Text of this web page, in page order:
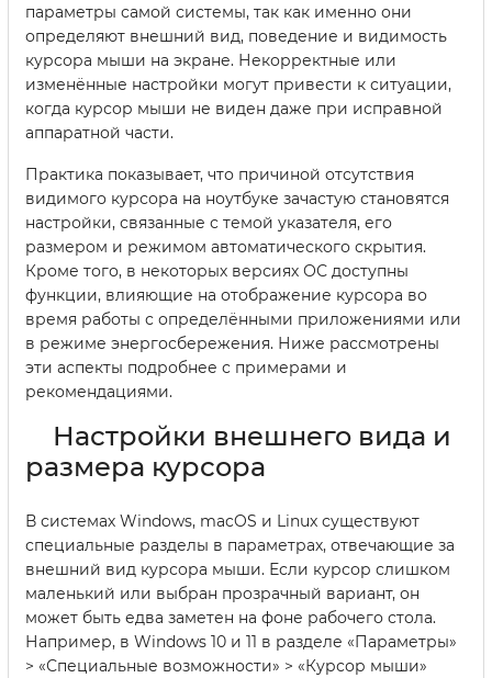
параметры самой системы, так как именно они
определяют внешний вид, поведение и видимость
курсора мыши на экране. Некорректные или
изменённые настройки могут привести к ситуации,
когда курсор мыши не виден даже при исправной
аппаратной части.
Практика показывает, что причиной отсутствия
видимого курсора на ноутбуке зачастую становятся
настройки, связанные с темой указателя, его
размером и режимом автоматического скрытия.
Кроме того, в некоторых версиях ОС доступны
функции, влияющие на отображение курсора во
время работы с определёнными приложениями или
в режиме энергосбережения. Ниже рассмотрены
эти аспекты подробнее с примерами и
рекомендациями.
Настройки внешнего вида и
размера курсора
В системах Windows, macOS и Linux существуют
специальные разделы в параметрах, отвечающие за
внешний вид курсора мыши. Если курсор слишком
маленький или выбран прозрачный вариант, он
может быть едва заметен на фоне рабочего стола.
Например, в Windows 10 и 11 в разделе «Параметры»
> «Специальные возможности» > «Курсор мыши»